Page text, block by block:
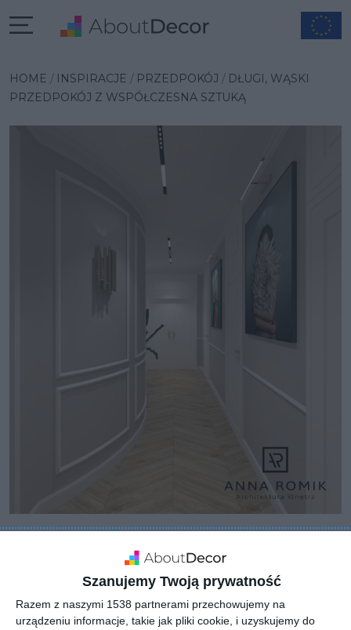
Szanujemy Twoją prywatność
Razem z naszymi 1538 partnerami przechowujemy na
urządzeniu informacje, takie jak pliki cookie, i uzyskujemy do
HOME INSPIRACJE PRZEDPOKÓJ
DŁUGI, WĄSKI
PRZEDPOKÓJ Z WSPÓŁCZESNA SZTUKĄ